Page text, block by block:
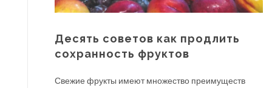
Десять советов как продлить
сохранность фруктов
Свежие фрукты имеют множество преимуществ